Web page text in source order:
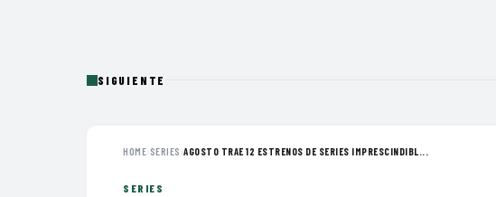
SIGUIENTE
HOME› SERIES ›AGOSTO TRAE 12 ESTRENOS DE SERIES IMPRESCINDIBL...
SERIES